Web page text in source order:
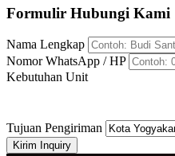
Formulir Hubungi Kami
Nama Lengkap
Nomor WhatsApp / HP
Kebutuhan Unit
Tujuan Pengiriman
Kirim Inquiry